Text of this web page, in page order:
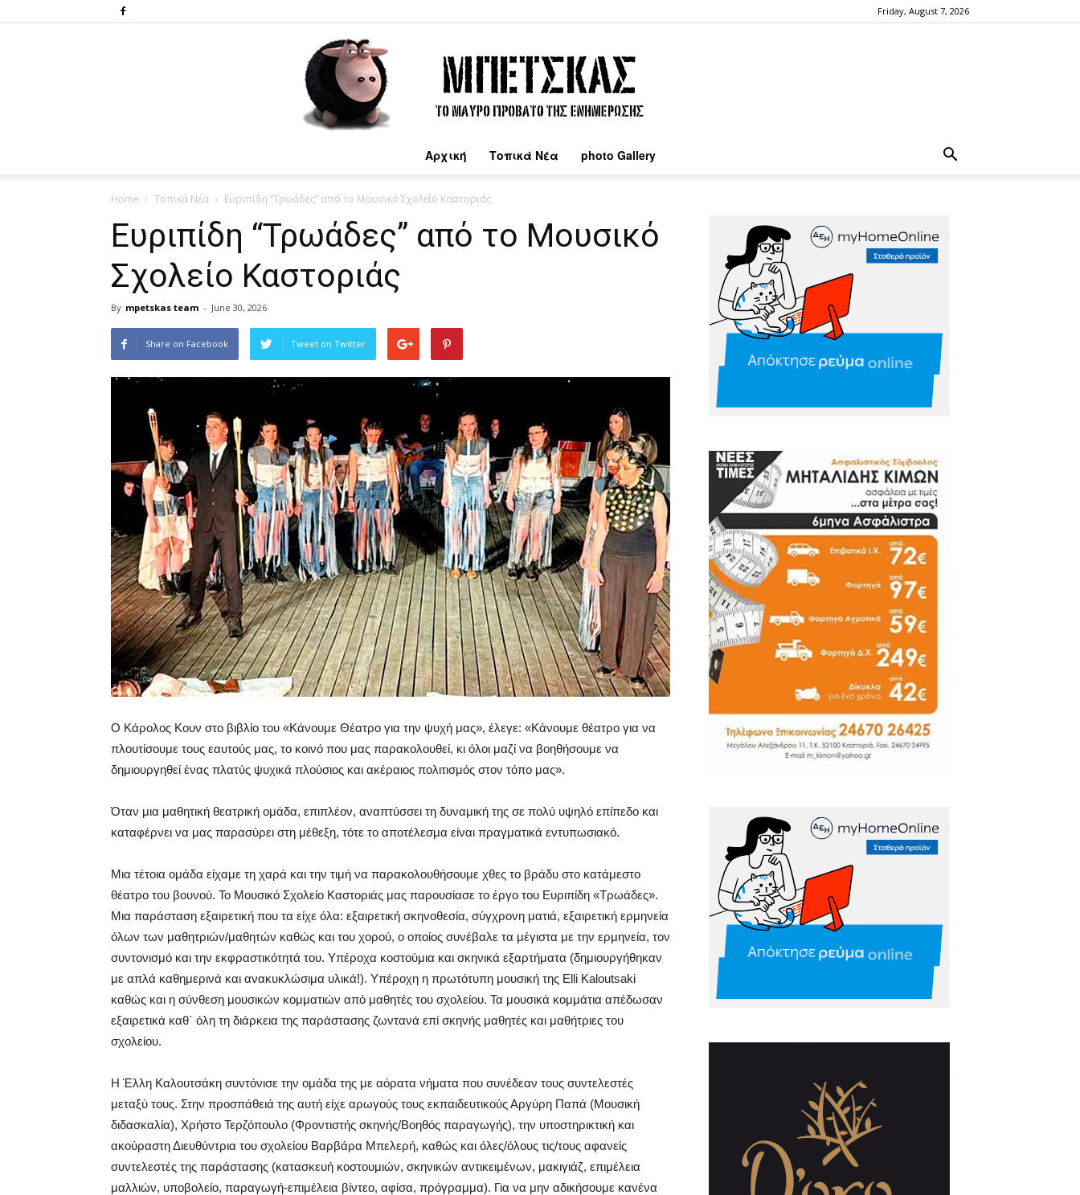
Friday, August 7, 2026
Αρχική Τοπικά Νέα photo Gallery
Home Τοπικά Νέα Ευριπίδη “Τρωάδες” από το Μουσικό Σχολείο Καστοριάς
Ευριπίδη “Τρωάδες” από το Μουσικό
Σχολείο Καστοριάς
By mpetskas team - June 30, 2026
Share on Facebook Tweet on Twitter
Ο Κάρολος Κουν στο βιβλίο του «Κάνουμε Θέατρο για την ψυχή μας», έλεγε: «Κάνουμε θέατρο για να
πλουτίσουμε τους εαυτούς μας, το κοινό που μας παρακολουθεί, κι όλοι μαζί να βοηθήσουμε να
δημιουργηθεί ένας πλατύς ψυχικά πλούσιος και ακέραιος πολιτισμός στον τόπο μας».
Όταν μια μαθητική θεατρική ομάδα, επιπλέον, αναπτύσσει τη δυναμική της σε πολύ υψηλό επίπεδο και
καταφέρνει να μας παρασύρει στη μέθεξη, τότε το αποτέλεσμα είναι πραγματικά εντυπωσιακό.
Μια τέτοια ομάδα είχαμε τη χαρά και την τιμή να παρακολουθήσουμε χθες το βράδυ στο κατάμεστο
θέατρο του βουνού. Το Μουσικό Σχολείο Καστοριάς μας παρουσίασε το έργο του Ευριπίδη «Τρωάδες».
Μια παράσταση εξαιρετική που τα είχε όλα: εξαιρετική σκηνοθεσία, σύγχρονη ματιά, εξαιρετική ερμηνεία
όλων των μαθητριών/μαθητών καθώς και του χορού, ο οποίος συνέβαλε τα μέγιστα με την ερμηνεία, τον
συντονισμό και την εκφραστικότητά του. Υπέροχα κοστούμια και σκηνικά εξαρτήματα (δημιουργήθηκαν
με απλά καθημερινά και ανακυκλώσιμα υλικά!). Υπέροχη η πρωτότυπη μουσική της Elli Kaloutsaki
καθώς και η σύνθεση μουσικών κομματιών από μαθητές του σχολείου. Τα μουσικά κομμάτια απέδωσαν
εξαιρετικά καθ΄ όλη τη διάρκεια της παράστασης ζωντανά επί σκηνής μαθητές και μαθήτριες του
σχολείου.
Η Έλλη Καλουτσάκη συντόνισε την ομάδα της με αόρατα νήματα που συνέδεαν τους συντελεστές
μεταξύ τους. Στην προσπάθειά της αυτή είχε αρωγούς τους εκπαιδευτικούς Αργύρη Παπά (Μουσική
διδασκαλία), Χρήστο Τερζόπουλο (Φροντιστής σκηνής/Βοηθός παραγωγής), την υποστηρικτική και
ακούραστη Διευθύντρια του σχολείου Βαρβάρα Μπελερή, καθώς και όλες/όλους τις/τους αφανείς
συντελεστές της παράστασης (κατασκευή κοστουμιών, σκηνικών αντικειμένων, μακιγιάζ, επιμέλεια
μαλλιών, υποβολείο, παραγωγή-επιμέλεια βίντεο, αφίσα, πρόγραμμα). Για να μην αδικήσουμε κανένα